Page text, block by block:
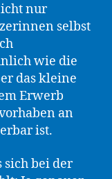
nur
selbst
wie die
das kleine
Erwerb
an
ist.
sich bei der